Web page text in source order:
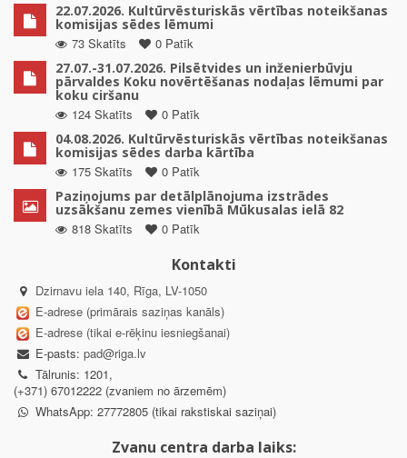
22.07.2026. Kultūrvēsturiskās vērtības noteikšanas
komisijas sēdes lēmumi
73 Skatīts
0 Patīk
27.07.-31.07.2026. Pilsētvides un inženierbūvju
pārvaldes Koku novērtēšanas nodaļas lēmumi par
koku ciršanu
124 Skatīts
0 Patīk
04.08.2026. Kultūrvēsturiskās vērtības noteikšanas
komisijas sēdes darba kārtība
175 Skatīts
0 Patīk
Paziņojums par detālplānojuma izstrādes
uzsākšanu zemes vienībā Mūkusalas ielā 82
818 Skatīts
0 Patīk
Kontakti
Dzirnavu iela 140, Rīga, LV-1050
E-adrese (primārais saziņas kanāls)
E-adrese (tikai e-rēķinu iesniegšanai)
E-pasts: pad@riga.lv
Tālrunis: 1201,
(+371) 67012222 (zvaniem no ārzemēm)
WhatsApp: 27772805 (tikai rakstiskai saziņai)
Zvanu centra darba laiks: